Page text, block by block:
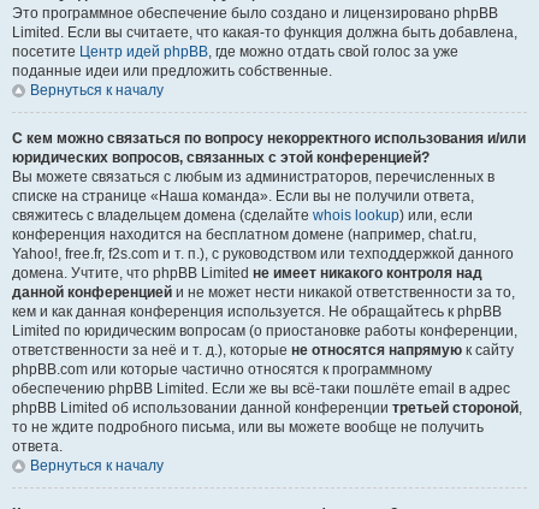
Это программное обеспечение было создано и лицензировано phpBB
Limited. Если вы считаете, что какая-то функция должна быть добавлена,
посетите Центр идей phpBB, где можно отдать свой голос за уже
поданные идеи или предложить собственные.
Вернуться к началу
С кем можно связаться по вопросу некорректного использования и/или
юридических вопросов, связанных с этой конференцией?
Вы можете связаться с любым из администраторов, перечисленных в
списке на странице «Наша команда». Если вы не получили ответа,
свяжитесь с владельцем домена (сделайте whois lookup) или, если
конференция находится на бесплатном домене (например, chat.ru,
Yahoo!, free.fr, f2s.com и т. п.), с руководством или техподдержкой данного
домена. Учтите, что phpBB Limited не имеет никакого контроля над
данной конференцией и не может нести никакой ответственности за то,
кем и как данная конференция используется. Не обращайтесь к phpBB
Limited по юридическим вопросам (о приостановке работы конференции,
ответственности за неё и т. д.), которые не относятся напрямую к сайту
phpBB.com или которые частично относятся к программному
обеспечению phpBB Limited. Если же вы всё-таки пошлёте email в адрес
phpBB Limited об использовании данной конференции третьей стороной,
то не ждите подробного письма, или вы можете вообще не получить
ответа.
Вернуться к началу